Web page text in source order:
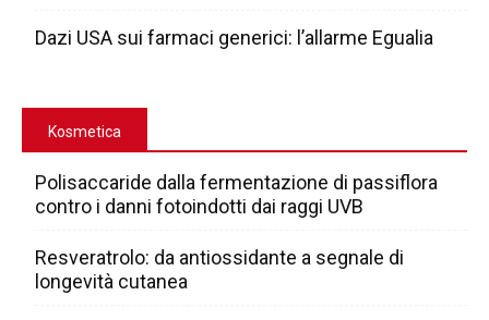
Dazi USA sui farmaci generici: l’allarme Egualia
Kosmetica
Polisaccaride dalla fermentazione di passiflora
contro i danni fotoindotti dai raggi UVB
Resveratrolo: da antiossidante a segnale di
longevità cutanea